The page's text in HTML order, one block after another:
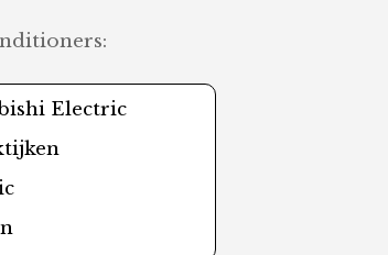
Electric